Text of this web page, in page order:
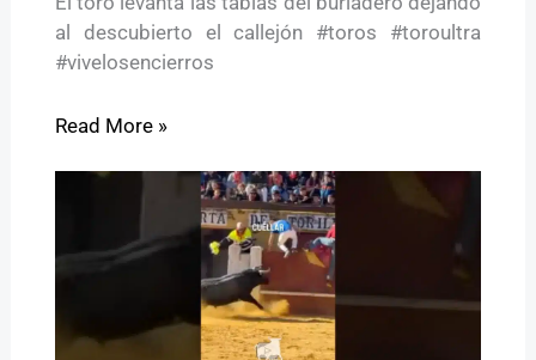
al descubierto el callejón #toros #toroultra
#vivelosencierros
Read More »